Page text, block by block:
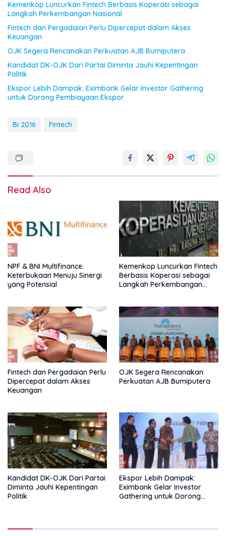
Kemenkop Luncurkan Fintech Berbasis Koperasi sebagai
Langkah Perkembangan Nasional
Fintech dan Pergadaian Perlu Dipercepat dalam Akses
Keuangan
OJK Segera Rencanakan Perkuatan AJB Bumiputera
Kandidat DK-OJK Dari Partai Diminta Jauhi Kepentingan
Politik
Ekspor Lebih Dampak: Eximbank Gelar Investor Gathering
untuk Dorong Pembiayaan Ekspor
Bi 2016 Fintech
Read Also
NPF & BNI Multifinance:
Keterbukaan Menuju Sinergi
yang Potensial
Kemenkop Luncurkan Fintech
Berbasis Koperasi sebagai
Langkah Perkembangan
Fintech dan Pergadaian Perlu
Dipercepat dalam Akses
Keuangan
OJK Segera Rencanakan
Perkuatan AJB Bumiputera
Kandidat DK-OJK Dari Partai
Diminta Jauhi Kepentingan
Politik
Ekspor Lebih Dampak:
Eximbank Gelar Investor
Gathering untuk Dorong